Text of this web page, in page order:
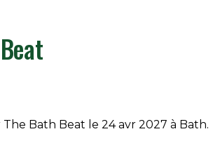
The Bath Beat le 24 avr 2027 à Bath.